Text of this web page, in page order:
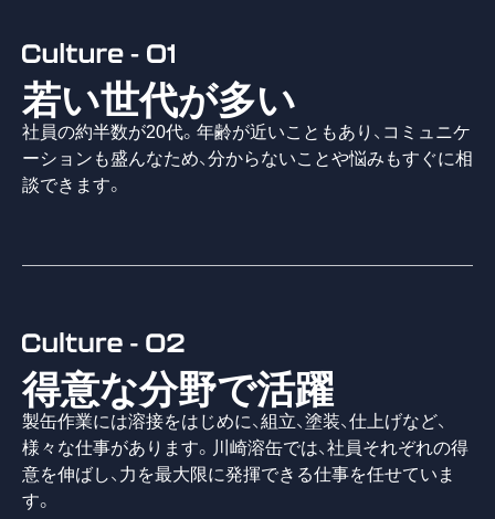
若い世代が多い
社員の約半数が20代。年齢が近いこともあり、コミュニケ
ーションも盛んなため、分からないことや悩みもすぐに相
談できます。
得意な分野で活躍
製缶作業には溶接をはじめに、組立、塗装、仕上げなど、
様々な仕事があります。川崎溶缶では、社員それぞれの得
意を伸ばし、力を最大限に発揮できる仕事を任せていま
す。